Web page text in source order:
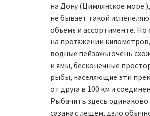
на Дону (Цимлянское море
не бывает такой
объеме и ассортименте. Но
на протяжении
водные пейзажы очень
и ямы, бесконечные
рыбы, населяющие эти
от друга в 100 км и
Рыбачить здесь
сазана с лещем, дело